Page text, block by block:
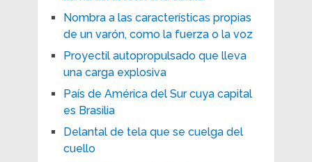
Nombra a las características propias
de un varón, como la fuerza o la voz
Proyectil autopropulsado que lleva
una carga explosiva
País de América del Sur cuya capital
es Brasilia
Delantal de tela que se cuelga del
cuello